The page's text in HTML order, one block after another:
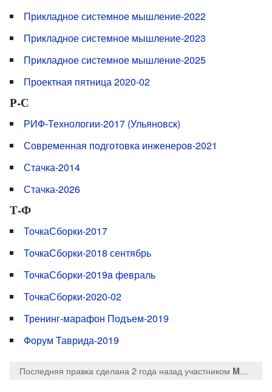
Прикладное системное мышление-2022
Прикладное системное мышление-2023
Прикладное системное мышление-2025
Проектная пятница 2020-02
Р-С
РИФ-Технологии-2017 (Ульяновск)
Современная подготовка инженеров-2021
Стачка-2014
Стачка-2026
Т-Ф
ТочкаСборки-2017
ТочкаСборки-2018 сентябрь
ТочкаСборки-2019a февраль
ТочкаСборки-2020-02
Тренинг-марафон Подъем-2019
Форум Таврида-2019
Последняя правка сделана 2 года назад участником MaksTsepkov